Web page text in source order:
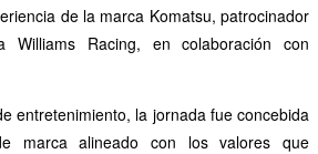
de la marca Komatsu, patrocinador
Williams Racing, en colaboración con
entretenimiento, la jornada fue concebida
marca alineado con los valores que